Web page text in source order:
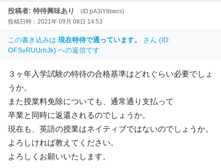
投稿者: 特待興味あり
(ID:pA3iYItswcs)
投稿日時：2021年 09月 08日 14:53
この書き込みは 現在特待で通っています。
さん (ID:
OFSvRUUrhJk) への返信です
３ヶ年入学試験の特待の合格基準はどれぐらい必要でしょ
うか。
また授業料免除についても、通常通り支払って
卒業と同時に返還されるのでしょうか。
現在も、英語の授業はネイティブではないのでしょうか。
よろしければ教えてください。
よろしくお願いいたします。